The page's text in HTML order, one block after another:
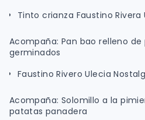
Tinto crianza Faustino Rivera
Acompaña: Pan bao relleno de
germinados
Faustino Rivero Ulecia
Acompaña: Solomillo a la
patatas panadera